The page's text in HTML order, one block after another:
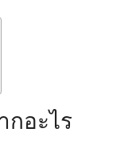
กอะไร